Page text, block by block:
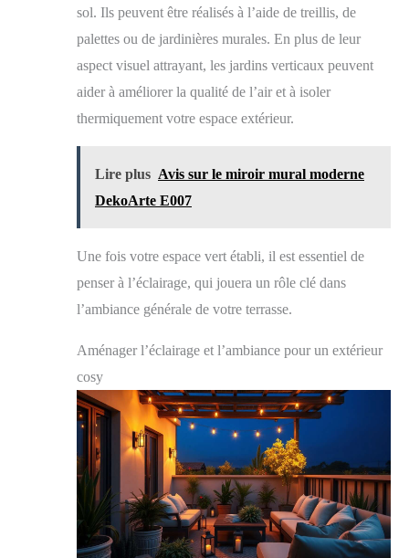
parfum à votre balcon ou terrasse tout au long de
l'année, rendant vos espaces extérieurs plus vivants et
accueillants. Cet arbuste facile à entretenir fleurit
abondamment et attire les papillons, offrant une
vulgaris Mme Lemoine n'est pas seulement un bel
ajout à votre jardin, mais contribue également à un air
sol. Ils peuvent être réalisés à l’aide de treillis, de
palettes ou de jardinières murales. En plus de leur
aspect visuel attrayant, les jardins verticaux peuvent
aider à améliorer la qualité de l’air et à isoler
thermiquement votre espace extérieur.
Lire plus Avis sur le miroir mural moderne
DekoArte E007
Une fois votre espace vert établi, il est essentiel de
penser à l’éclairage, qui jouera un rôle clé dans
l’ambiance générale de votre terrasse.
Aménager l’éclairage et l’ambiance pour un extérieur
cosy